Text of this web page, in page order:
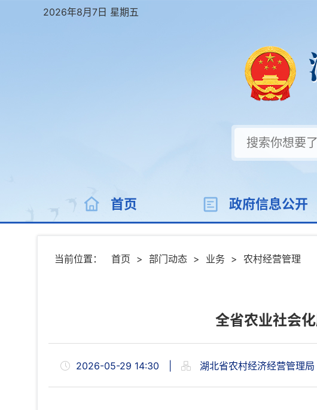
2026年8月7日 星期五
首页 政府信息公开
当前位置： 首页 > 部门动态 > 业务 > 农村经营管理
全省农业社会
2026-05-29 14:30 湖北省农村经济经营管理局